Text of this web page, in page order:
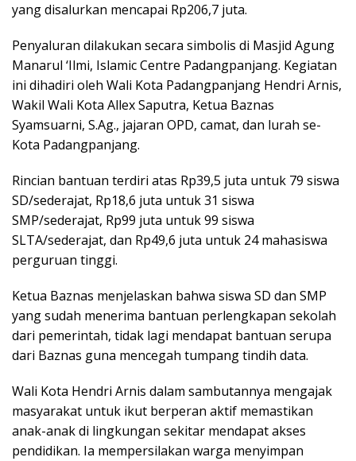
yang disalurkan mencapai Rp206,7 juta.
Penyaluran dilakukan secara simbolis di Masjid Agung
Manarul ‘Ilmi, Islamic Centre Padangpanjang. Kegiatan
ini dihadiri oleh Wali Kota Padangpanjang Hendri Arnis,
Wakil Wali Kota Allex Saputra, Ketua Baznas
Syamsuarni, S.Ag., jajaran OPD, camat, dan lurah se-
Kota Padangpanjang.
Rincian bantuan terdiri atas Rp39,5 juta untuk 79 siswa
SD/sederajat, Rp18,6 juta untuk 31 siswa
SMP/sederajat, Rp99 juta untuk 99 siswa
SLTA/sederajat, dan Rp49,6 juta untuk 24 mahasiswa
perguruan tinggi.
Ketua Baznas menjelaskan bahwa siswa SD dan SMP
yang sudah menerima bantuan perlengkapan sekolah
dari pemerintah, tidak lagi mendapat bantuan serupa
dari Baznas guna mencegah tumpang tindih data.
Wali Kota Hendri Arnis dalam sambutannya mengajak
masyarakat untuk ikut berperan aktif memastikan
anak-anak di lingkungan sekitar mendapat akses
pendidikan. Ia mempersilakan warga menyimpan